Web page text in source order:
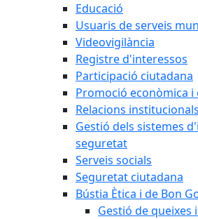
Educació
Usuaris de serveis
Videovigilància
Registre d'interessos
Participació ciutadana
Promoció econòmica i
Relacions institucionals
Gestió dels sistemes
seguretat
Serveis socials
Seguretat ciutadana
Bústia Ètica i de Bon
Gestió de queixes